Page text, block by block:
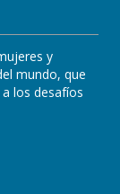
y
mundo, que
los desafíos